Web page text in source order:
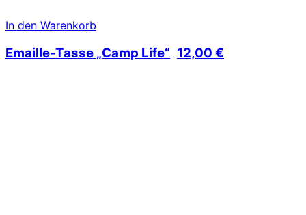
In den Warenkorb
Emaille-Tasse „Camp Life“ 12,00 €